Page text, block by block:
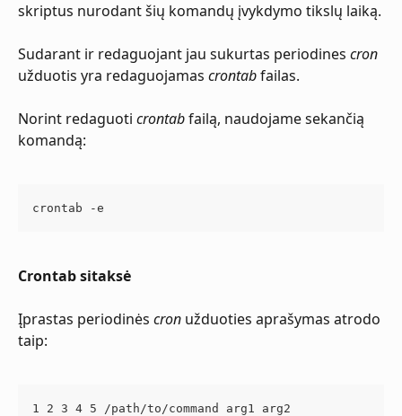
skriptus nurodant šių komandų įvykdymo tikslų laiką.
Sudarant ir redaguojant jau sukurtas periodines cron
užduotis yra redaguojamas crontab failas.
Norint redaguoti crontab failą, naudojame sekančią
komandą:
crontab -e
Crontab sitaksė
Įprastas periodinės cron užduoties aprašymas atrodo
taip:
1 2 3 4 5 /path/to/command arg1 arg2